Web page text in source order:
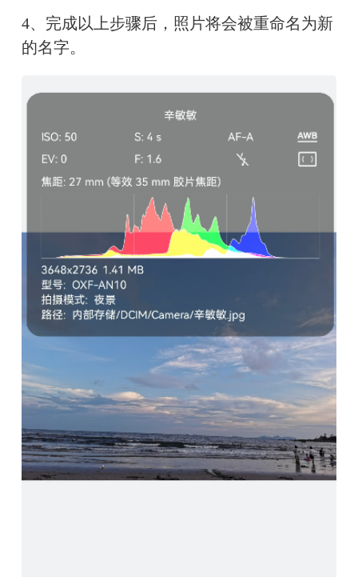
4、完成以上步骤后，照片将会被重命名为新
的名字。